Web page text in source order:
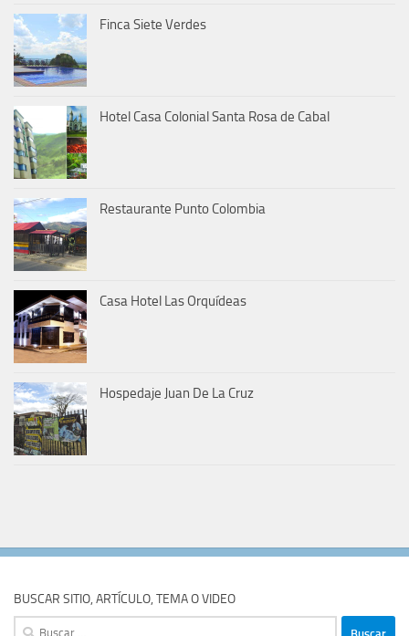
Finca Siete Verdes
Hotel Casa Colonial Santa Rosa de Cabal
Restaurante Punto Colombia
Casa Hotel Las Orquídeas
Hospedaje Juan De La Cruz
BUSCAR SITIO, ARTÍCULO, TEMA O VIDEO
Buscar: